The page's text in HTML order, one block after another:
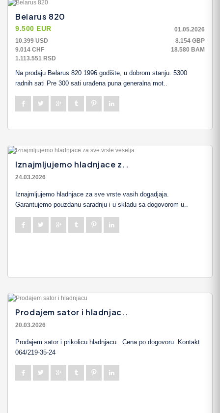
Belarus 820
9.500 EUR
01.05.2026
10.399 USD
8.154 GBP
9.014 CHF
18.580 BAM
1.113.551 RSD
Na prodaju Belarus 820 1996 godište, u dobrom stanju. 5300
radnih sati Pre 300 sati urađena puna generalna mot..
Iznajmljujemo hladnjace z..
24.03.2026
Iznajmljujemo hladnjace za sve vrste vasih dogadjaja.
Garantujemo pouzdanu saradnju i u skladu sa dogovorom u..
Prodajem sator i hladnjac..
20.03.2026
Prodajem sator i prikolicu hladnjacu.. Cena po dogovoru. Kontakt
064/219-35-24